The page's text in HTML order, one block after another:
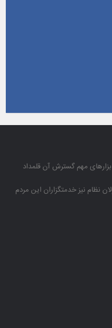
مهم گسترش آن قلمداد
نظام نیز خدمتگزاران این مردم